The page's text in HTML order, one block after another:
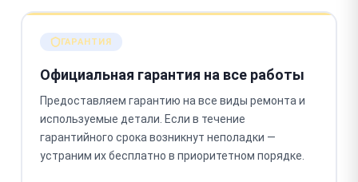
ГАРАНТИЯ
Официальная гарантия на все работы
Предоставляем гарантию на все виды ремонта и
используемые детали. Если в течение
гарантийного срока возникнут неполадки —
устраним их бесплатно в приоритетном порядке.